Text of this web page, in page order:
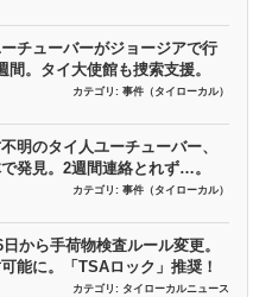
チューバーがジョージアで行
間。タイ大使館も捜索支援。
カテゴリ: 事件（タイローカル）
明のタイ人ユーチューバー、
発見。2週間連絡とれず…。
カテゴリ: 事件（タイローカル）
から手荷物検査ルール変更。
能に。「TSAロック」推奨！
カテゴリ: タイローカルニュース